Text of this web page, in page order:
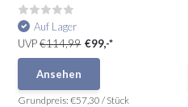
Auf Lager
UVP€114,99 €99,-*
Ansehen
Grundpreis:€57,30 / Stück